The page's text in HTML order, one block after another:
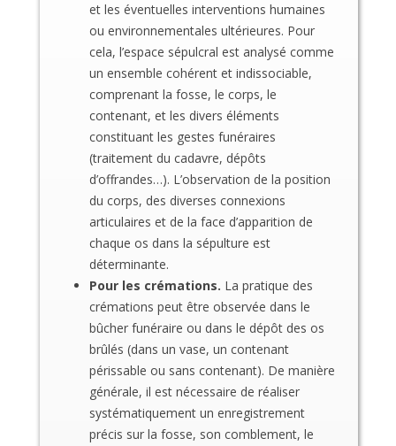
et les éventuelles interventions humaines
ou environnementales ultérieures. Pour
cela, l’espace sépulcral est analysé comme
un ensemble cohérent et indissociable,
comprenant la fosse, le corps, le
contenant, et les divers éléments
constituant les gestes funéraires
(traitement du cadavre, dépôts
d’offrandes…). L’observation de la position
du corps, des diverses connexions
articulaires et de la face d’apparition de
chaque os dans la sépulture est
déterminante.
Pour les crémations. La pratique des
crémations peut être observée dans le
bûcher funéraire ou dans le dépôt des os
brûlés (dans un vase, un contenant
périssable ou sans contenant). De manière
générale, il est nécessaire de réaliser
systématiquement un enregistrement
précis sur la fosse, son comblement, le